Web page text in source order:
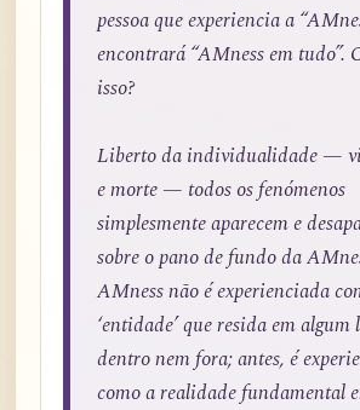
pessoa que experiencia a
encontrará “AMness em tudo”.
isso?
Liberto da individualidade —
e morte — todos os fenómenos
simplesmente aparecem e
sobre o pano de fundo da
AMness não é experienciada
‘entidade’ que resida em algum
dentro nem fora; antes, é
como a realidade fundamental